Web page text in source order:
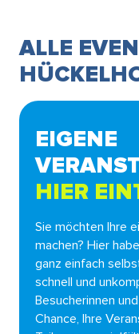
ALLE
EIGENE
HIER
Sie möchten Ihre
machen? Hier
ganz einfach
schnell und
Besucherinnen
Chance, Ihre